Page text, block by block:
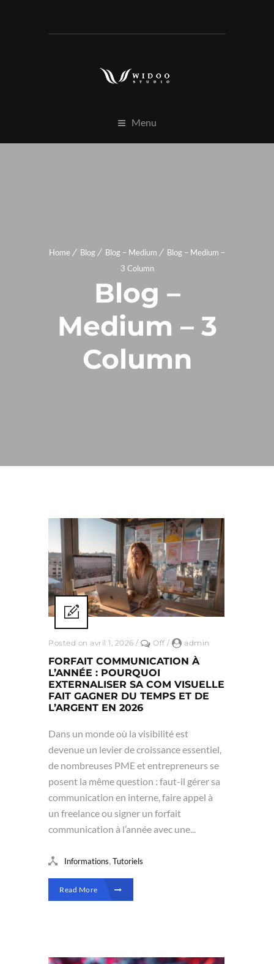
Menu
Home Blog Blog – Medium
Blog – Medium –
3 Column
Blog –
Medium – 3
Column
Posted on avril 1, 2026 / Off / admin
FORFAIT COMMUNICATION À
L’ANNÉE : POURQUOI
EXTERNALISER SA COM VISUELLE
FAIT GAGNER DU TEMPS ET DE
L’ARGENT EN 2026
Dans un monde où la visibilité est
devenue un levier de croissance essentiel,
de nombreuses PME et entrepreneurs se
posent la même question : faut-il gérer sa
communication en interne, faire appel à
un freelance ou signer un forfait
communication à l’année avec une...
Informations,Tutoriels
Read More